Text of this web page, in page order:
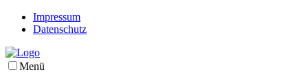
Impressum
Datenschutz
Menü